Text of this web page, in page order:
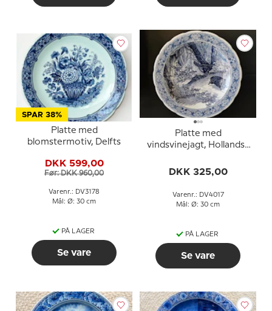
SPAR 38%
Platte med
blomstermotiv, Delfts
DKK 599,00
Før: DKK 960,00
Varenr.: DV3178
Mål: Ø: 30 cm
PÅ LAGER
Se vare
Platte med
vindsvinejagt, Hollandsk
DKK 325,00
Varenr.: DV4017
Mål: Ø: 30 cm
PÅ LAGER
Se vare